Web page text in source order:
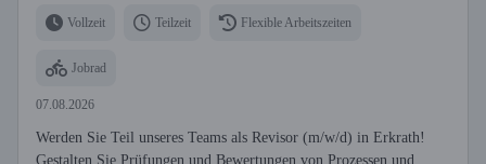
Vollzeit Teilzeit Flexible Arbeitszeiten
Jobrad
07.08.2026
Werden Sie Teil unseres Teams als Revisor (m/w/d) in Erkrath!
Gestalten Sie Prüfungen und Bewertungen von Prozessen und